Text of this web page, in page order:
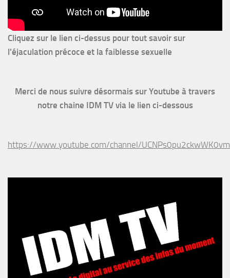
Cliquez sur le lien ci-dessus pour tout savoir sur
l'éjaculation précoce et la faiblesse sexuelle
Merci de nous suivre désormais sur Youtube à travers
notre chaine IDM TV via le lien ci-dessous
https://www.youtube.com/channel/